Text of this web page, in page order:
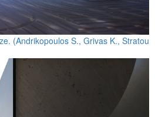
(Andrikopoulos S., Grivas K., Stratou